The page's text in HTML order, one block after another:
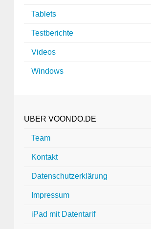
Tablets
Testberichte
Videos
Windows
ÜBER VOONDO.DE
Team
Kontakt
Datenschutzerklärung
Impressum
iPad mit Datentarif